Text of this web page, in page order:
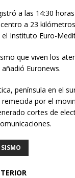
a las 14:30
a 23
Instituto Euro-
que viven los
Euronews.
península en el
por el
cortes de
SISMO